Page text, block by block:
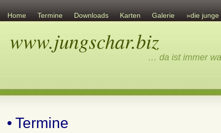
Home Termine Downloads Karten Galerie »die junge
www.jungschar.biz
… da ist immer
• Termine